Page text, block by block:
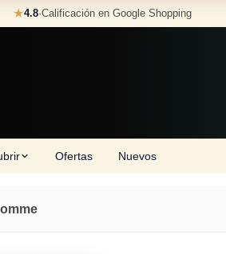
★4.8·Calificación en Google Shopping
Ofertas Nuevos